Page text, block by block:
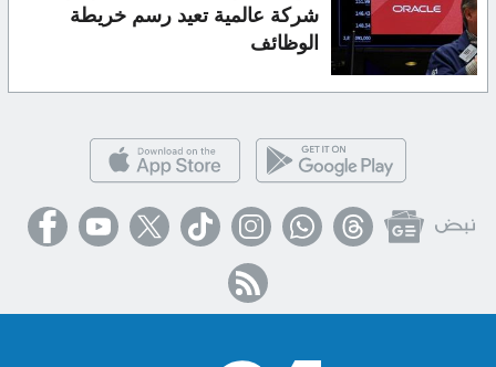
شركة عالمية تعيد رسم خريطة
الوظائف